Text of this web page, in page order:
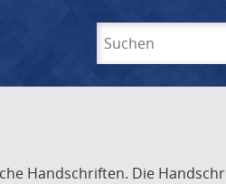
Handschriften. Die